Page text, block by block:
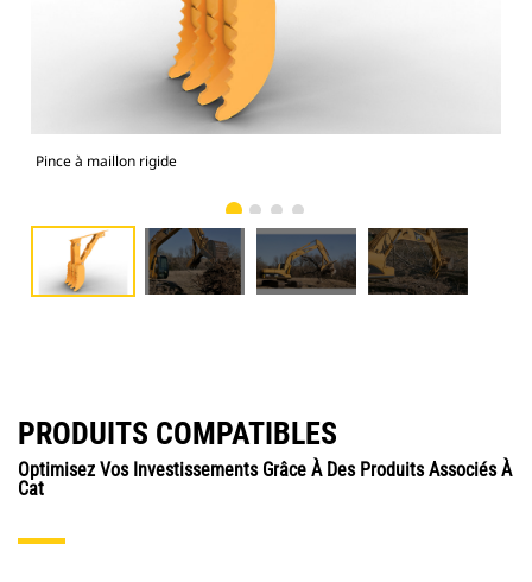
Pince à maillon rigide
PRODUITS COMPATIBLES
Optimisez Vos Investissements Grâce À Des Produits Associés À
Cat